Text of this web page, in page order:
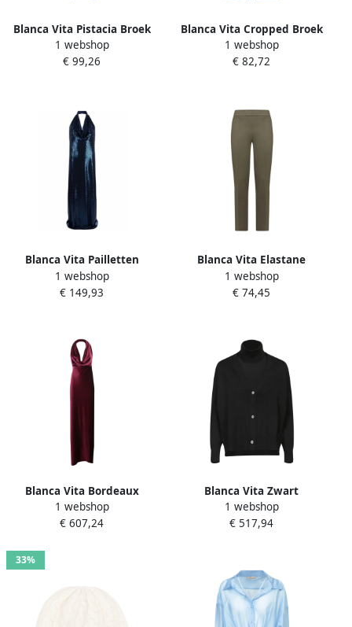
Blanca Vita Pistacia Broek
Elastische Taille Vrouwen
Green Dames
1 webshop
€ 99,26
Blanca Vita Cropped Broek
met Zakken en Rits Brown
Dames
1 webshop
€ 82,72
Blanca Vita Pailletten
versierde lange jurk met
strikdetail Blue Dames
1 webshop
€ 149,93
Blanca Vita Elastane
Leggings met Elastische
Taille Green Dames
1 webshop
€ 74,45
Blanca Vita Bordeaux
Wikkeljurk Aw24 Brown
Dames
1 webshop
€ 607,24
Blanca Vita Zwart
Topkleding voor Vrouwen
Aw24 Black Dames
1 webshop
€ 517,94
33%